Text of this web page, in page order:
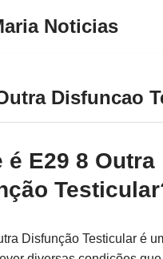
Noticias
Disfuncao
é E29 8 Outra
Disfunção Testicular é